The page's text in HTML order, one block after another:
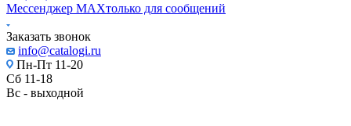
Мессенджер МАХтолько для сообщений
Заказать звонок
info@catalogi.ru
Пн-Пт 11-20
Сб 11-18
Вс - выходной